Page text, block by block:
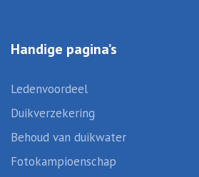
Handige pagina’s
Ledenvoordeel
Duikverzekering
Behoud van duikwater
Fotokampioenschap